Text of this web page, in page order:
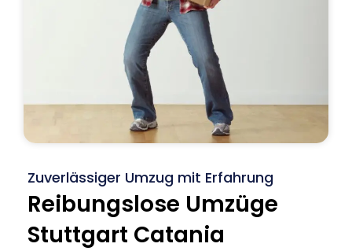
Zuverlässiger Umzug mit Erfahrung
Reibungslose Umzüge
Stuttgart Catania